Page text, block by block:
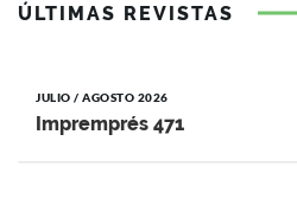
ÚLTIMAS REVISTAS
JULIO / AGOSTO 2026
Impremprés 471